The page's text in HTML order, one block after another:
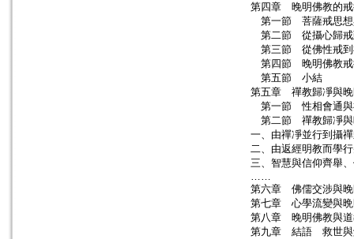
第四章 晚明佛教的戒
第一節 菩薩戒思想
第二節 從攝心歸戒
第三節 從佛性戒到
第四節 晚明佛教戒
第五節 小結
第五章 禪教歸凈與晚
第一節 性相會通與
第二節 禪教歸凈與
一、由禪凈並行到攝
二、由返經明教而學
三、智慧與信仰齊舉
……
第六章 佛儒交涉與晚
第七章 心學流變與晩
第八章 晚明佛教與道
第九章 結語 救世與